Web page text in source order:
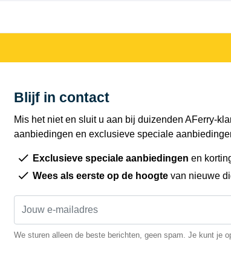
Blijf in contact
Mis het niet en sluit u aan bij duizenden AFerry-
aanbiedingen en exclusieve speciale
Exclusieve speciale aanbiedingen en
Wees als eerste op de hoogte van nieuwe
We sturen alleen de beste berichten, geen spam. Je kunt je